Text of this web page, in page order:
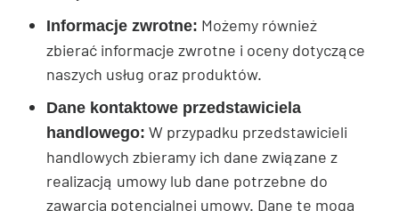
Informacje zwrotne: Możemy również
zbierać informacje zwrotne i oceny dotyczące
naszych usług oraz produktów.
Dane kontaktowe przedstawiciela
handlowego: W przypadku przedstawicieli
handlowych zbieramy ich dane związane z
realizacją umowy lub dane potrzebne do
zawarcia potencjalnej umowy. Dane te mogą